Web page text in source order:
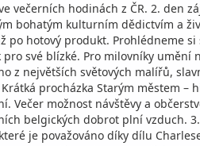
večerních hodinách z ČR. 2. den
bohatým kulturním dědictvím a
po hotový produkt. Prohlédneme
své blízké. Pro milovníky
z největších světových malířů,
procházka Starým městem
Večer možnost návštěvy a
belgických dobrot plní vzduch.
je považováno díky dílu